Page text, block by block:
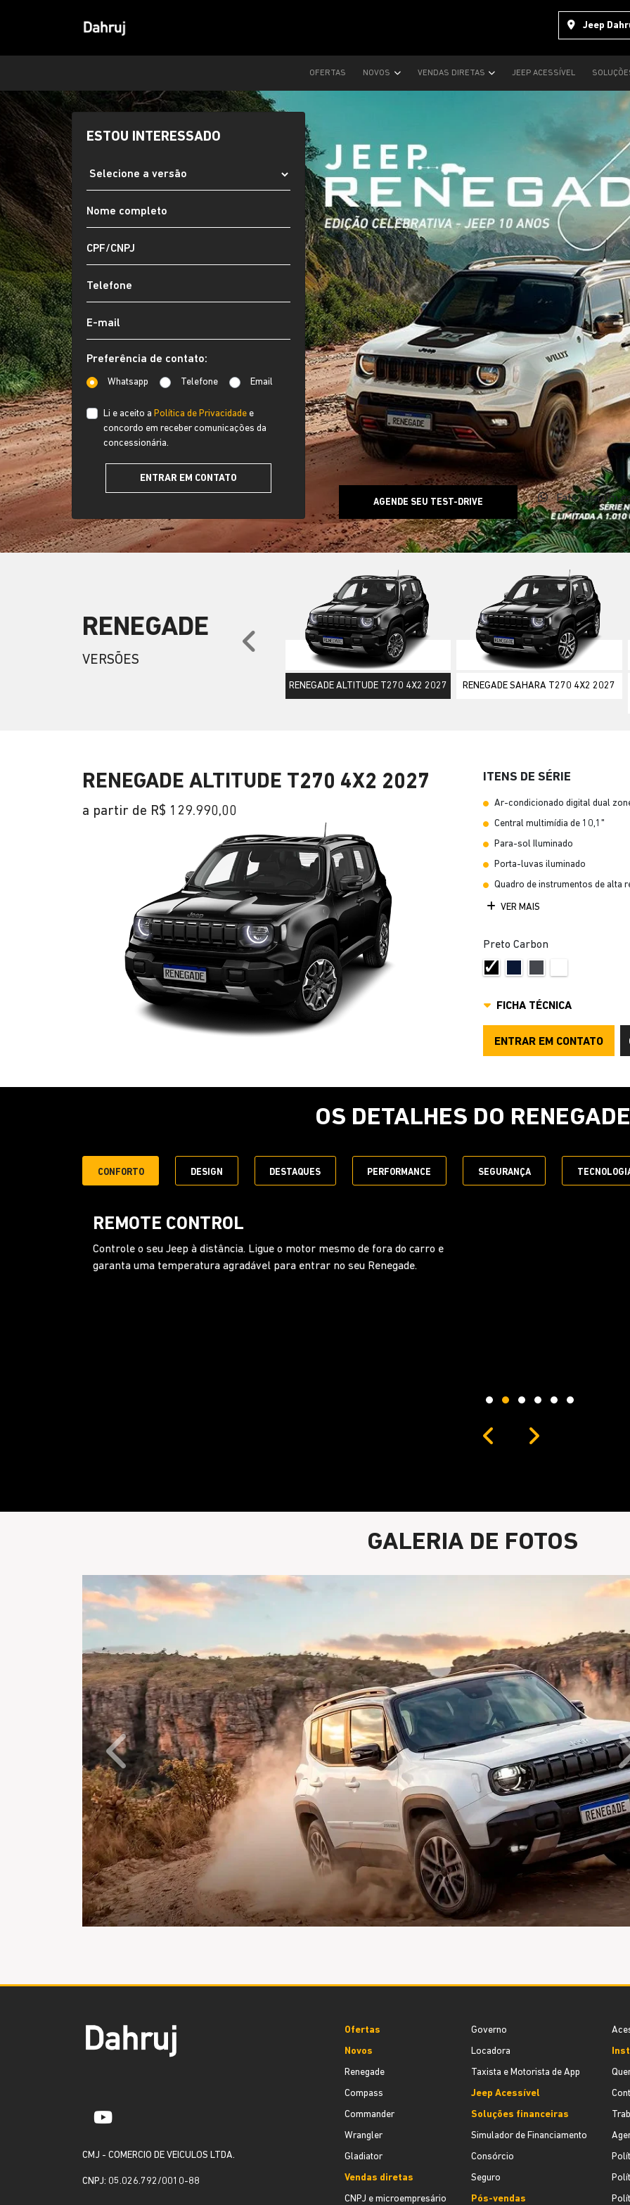
Jeep
OFERTAS NOVOS VENDAS DIRETAS JEEP ACESSÍVEL
ESTOU INTERESSADO
Preferência de contato:
Whatsapp Telefone Email
Li e aceito a Política de Privacidade e
concordo em receber comunicações da
concessionária.
ENTRAR EM CONTATO
AGENDE SEU TEST-DRIVE Fale com um
RENEGADE
VERSÕES
RENEGADE ALTITUDE T270 4X2 2027 RENEGADE SAHARA T270 4X2 2027
Anterior
RENEGADE ALTITUDE T270 4X2 2027
a partir de R$ 129.990,00
ITENS DE SÉRIE
Ar-condicionado digital dual
Central multimídia de 10,1"
Para-sol Iluminado
Porta-luvas iluminado
Quadro de instrumentos de alta
VER MAIS
Preto Carbon
FICHA TÉCNICA
ENTRAR EM CONTATO
OS DETALHES DO RENEGADE
CONFORTO DESIGN DESTAQUES PERFORMANCE SEGURANÇA
PreviousNext
GALERIA DE FOTOS
Anterior
CMJ - COMERCIO DE VEICULOS LTDA.
CNPJ: 05.026.792/0010-88
Ofertas
Novos
Renegade
Compass
Commander
Wrangler
Gladiator
Vendas diretas
CNPJ e microempresário
Governo
Locadora
Taxista e Motorista de App
Jeep Acessível
Soluções financeiras
Simulador de Financiamento
Consórcio
Seguro
Pós-vendas